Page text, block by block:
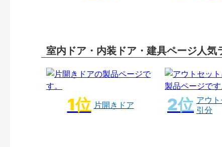
室内ドア・内装ドア・建具ページ人気
片開きドア
アウト
引分